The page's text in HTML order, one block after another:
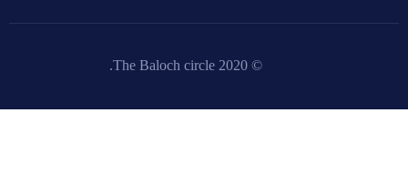
© 2020 The Baloch circle.